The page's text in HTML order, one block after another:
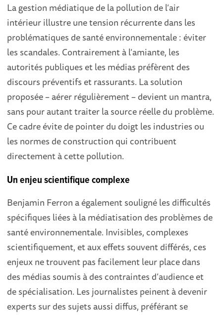
La gestion médiatique de la pollution de l’air
intérieur illustre une tension récurrente dans les
problématiques de santé environnementale : éviter
les scandales. Contrairement à l’amiante, les
autorités publiques et les médias préfèrent des
discours préventifs et rassurants. La solution
proposée – aérer régulièrement – devient un mantra,
sans pour autant traiter la source réelle du problème.
Ce cadre évite de pointer du doigt les industries ou
les normes de construction qui contribuent
directement à cette pollution.
Un enjeu scientifique complexe
Benjamin Ferron a également souligné les difficultés
spécifiques liées à la médiatisation des problèmes de
santé environnementale. Invisibles, complexes
scientifiquement, et aux effets souvent différés, ces
enjeux ne trouvent pas facilement leur place dans
des médias soumis à des contraintes d’audience et
de spécialisation. Les journalistes peinent à devenir
experts sur des sujets aussi diffus, préférant se